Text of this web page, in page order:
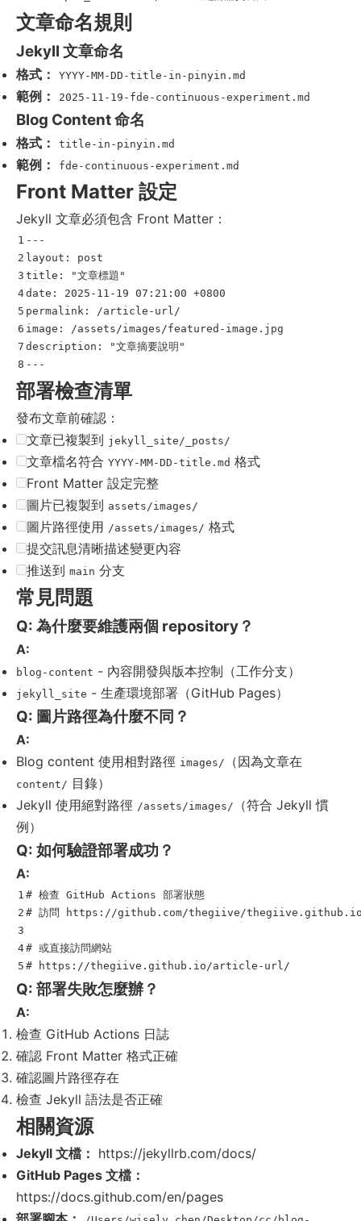
文章命名規則
Jekyll 文章命名
格式： YYYY-MM-DD-title-in-pinyin.md
範例： 2025-11-19-fde-continuous-experiment.md
Blog Content 命名
格式： title-in-pinyin.md
範例： fde-continuous-experiment.md
Front Matter 設定
Jekyll 文章必須包含 Front Matter：
1
2
3
4
5
6
7
---
layout :
post
title : "文章標題"
date :
2025-11-19 07:21:00 +0800
permalink :
/article-url/
image :
/assets/images/featured-image.jpg
description : "文章摘要說明"
---
部署檢查清單
發布文章前確認：
文章已複製到 jekyll_site/_posts/
文章檔名符合 YYYY-MM-DD-title.md 格式
Front Matter 設定完整
圖片已複製到 assets/images/
圖片路徑使用 /assets/images/ 格式
提交訊息清晰描述變更內容
推送到 main 分支
常見問題
Q: 為什麼要維護兩個 repository？
A:
blog-content - 內容開發與版本控制（工作分支）
jekyll_site - 生產環境部署（GitHub Pages）
Q: 圖片路徑為什麼不同？
A:
Blog content 使用相對路徑 images/ （因為文章在
content/ 目錄）
Jekyll 使用絕對路徑 /assets/images/
（符合 Jekyll 慣
例）
Q: 如何驗證部署成功？
A:
1
2
3
4
# 檢查 GitHub Actions 部署狀態
# 訪問 https://github.com/thegiive/
# 或直接訪問網站
# https://thegiive.github.io/article-url/
Q: 部署失敗怎麼辦？
A:
檢查 GitHub Actions 日誌
確認 Front Matter 格式正確
確認圖片路徑存在
檢查 Jekyll 語法是否正確
相關資源
Jekyll 文檔： https://jekyllrb.com/docs/
GitHub Pages 文檔：
https://docs.github.com/en/pages